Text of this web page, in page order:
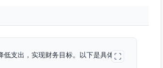
支出，实现财务目标。以下是具体建